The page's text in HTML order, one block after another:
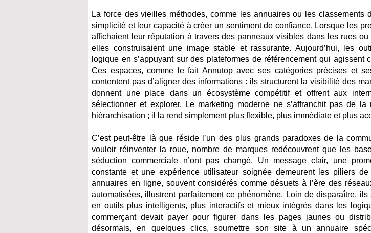
La force des vieilles méthodes, comme les annuaires ou les classements
simplicité et leur capacité à créer un sentiment de confiance. Lorsque les
affichaient leur réputation à travers des panneaux visibles dans les rues
elles construisaient une image stable et rassurante. Aujourd’hui, les
logique en s’appuyant sur des plateformes de référencement qui agissent
Ces espaces, comme le fait Annutop avec ses catégories précises et
contentent pas d’aligner des informations : ils structurent la visibilité des
donnent une place dans un écosystème compétitif et offrent aux
sélectionner et explorer. Le marketing moderne ne s’affranchit pas de
hiérarchisation ; il la rend simplement plus flexible, plus immédiate et plus
C’est peut-être là que réside l’un des plus grands paradoxes de la
vouloir réinventer la roue, nombre de marques redécouvrent que les
séduction commerciale n’ont pas changé. Un message clair, une
constante et une expérience utilisateur soignée demeurent les piliers
annuaires en ligne, souvent considérés comme désuets à l’ère des
automatisées, illustrent parfaitement ce phénomène. Loin de disparaître,
en outils plus intelligents, plus interactifs et mieux intégrés dans les
commerçant devait payer pour figurer dans les pages jaunes ou
désormais, en quelques clics, soumettre son site à un annuaire